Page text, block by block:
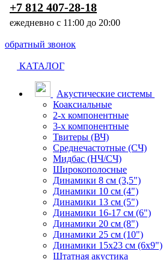
+7 812 407-28-18
ежедневно с 11:00 до 20:00
обратный звонок
КАТАЛОГ
Акустические системы
Коаксиальные
2-х компонентные
3-х компонентные
Твитеры (ВЧ)
Среднечастотные (СЧ)
Мидбас (НЧ/СЧ)
Широкополосные
Динамики 8 см (3,5")
Динамики 10 см (4")
Динамики 13 см (5")
Динамики 16-17 см (6")
Динамики 20 см (8")
Динамики 25 см (10")
Динамики 15х23 см (6х9")
Штатная акустика